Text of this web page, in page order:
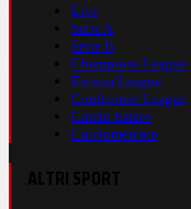
Live
Serie A
Serie B
Champions League
Europa League
Conference League
Calcio Estero
Calciomercato